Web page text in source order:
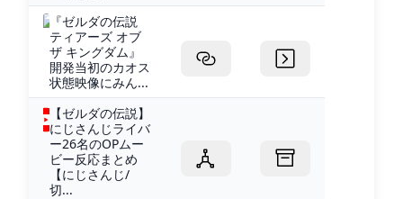
『ゼルダの伝説
ティアーズ オブ
ザ キングダム』
開発当初のカオス
状態映像にみん...
【ゼルダの伝説】
にじさんじライバ
ー26名のOPムー
ビー反応まとめ
【にじさんじ/
切...